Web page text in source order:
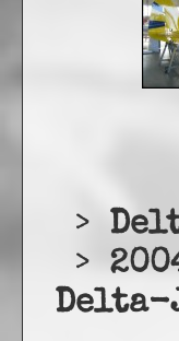
>
>
Delta-